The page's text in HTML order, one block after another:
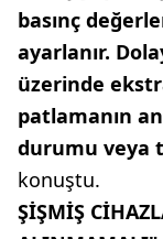
basınç
ayarlanır.
üzerinde
patlamanın
durumu veya
konuştu.
ŞİŞMİŞ